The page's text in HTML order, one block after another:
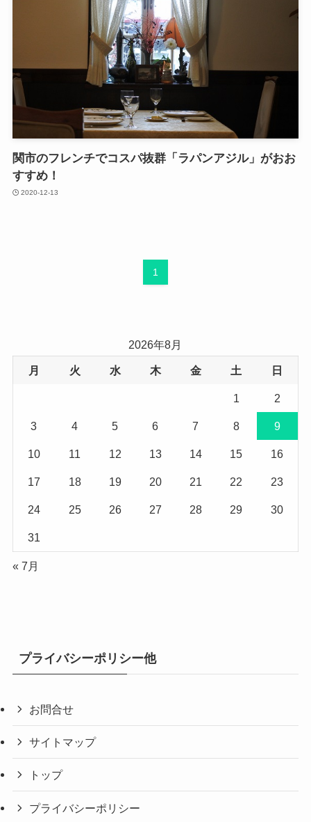
関市のフレンチでコスパ抜群「ラパンアジル」がおお
すすめ！
2020-12-13
1
2026年8月
月 火 水 木 金 土 日
1 2
3 4 5 6 7 8 9
10 11 12 13 14 15 16
17 18 19 20 21 22 23
24 25 26 27 28 29 30
31
« 7月
プライバシーポリシー他
お問合せ
サイトマップ
トップ
プライバシーポリシー